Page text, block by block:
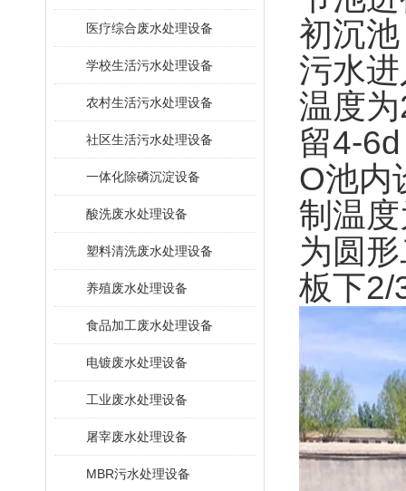
医疗综合废水处理设备
学校生活污水处理设备
农村生活污水处理设备
社区生活污水处理设备
一体化除磷沉淀设备
酸洗废水处理设备
塑料清洗废水处理设备
养殖废水处理设备
食品加工废水处理设备
电镀废水处理设备
工业废水处理设备
屠宰废水处理设备
MBR污水处理设备
初沉
污水
温度
留4-
O池内
制温
为圆
板下2/